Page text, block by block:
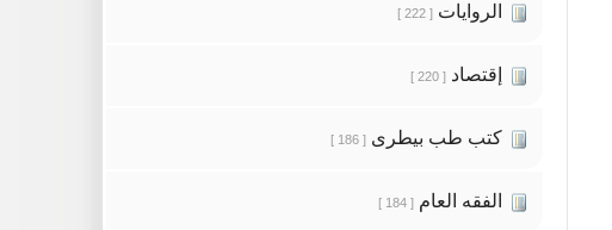
الروايات [ 222 ]
إقتصاد [ 220 ]
كتب طب بيطرى [ 186 ]
الفقه العام [ 184 ]